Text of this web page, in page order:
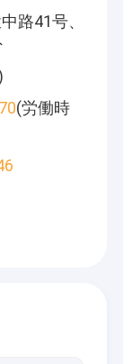
路41号、
(労働時